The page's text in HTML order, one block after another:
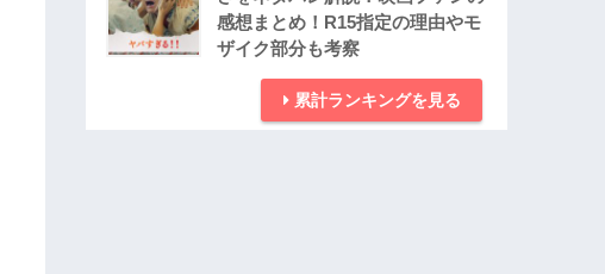
感想まとめ！R15指定の理由やモ
ザイク部分も考察
累計ランキングを見る